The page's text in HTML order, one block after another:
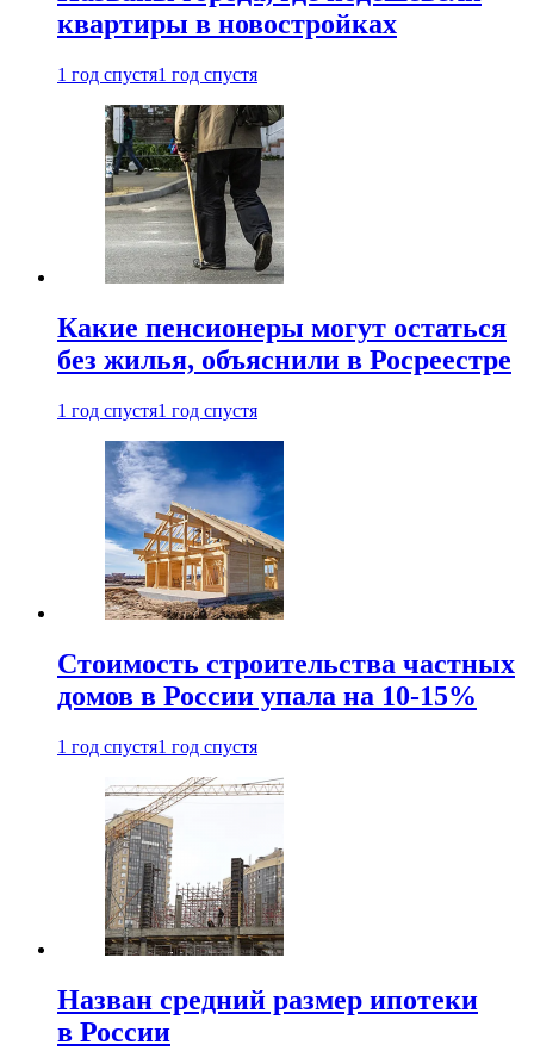
квартиры в новостройках
1 год спустя1 год спустя
Какие пенсионеры могут остаться
без жилья, объяснили в Росреестре
1 год спустя1 год спустя
Стоимость строительства частных
домов в России упала на 10-15%
1 год спустя1 год спустя
Назван средний размер ипотеки
в России